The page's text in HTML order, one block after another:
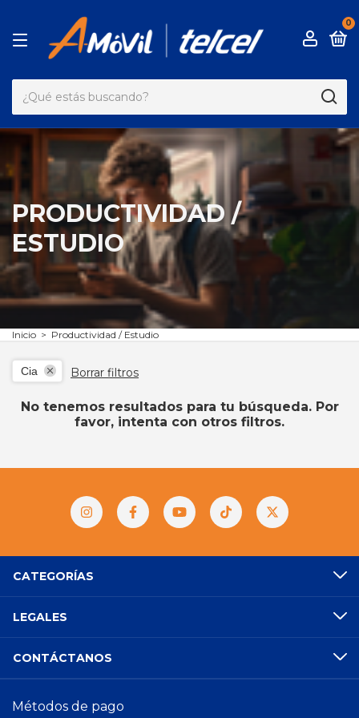
0
PRODUCTIVIDAD /
ESTUDIO
Inicio > Productividad / Estudio
Cia Borrar filtros
No tenemos resultados para tu búsqueda. Por
favor, intenta con otros filtros.
CATEGORÍAS
LEGALES
CONTÁCTANOS
Métodos de pago